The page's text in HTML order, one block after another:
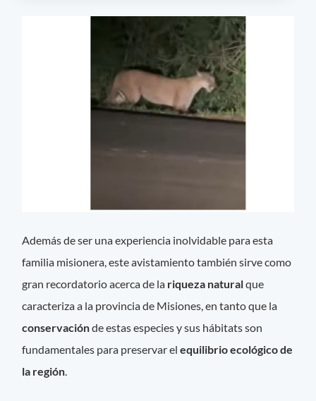
Además de ser una experiencia inolvidable para esta
familia misionera, este avistamiento también sirve como
gran recordatorio acerca de la riqueza naturalque
caracteriza a la provincia de Misiones, en tanto que la
conservaciónde estas especies y sus hábitats son
fundamentales para preservar elequilibrio ecológico de
la región.